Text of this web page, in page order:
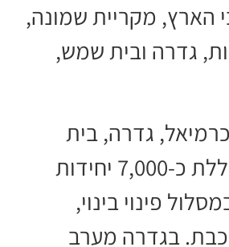
הארץ, מקריית שמונה,
גדרה ובית שמש,
גדרה, בית
שמש ובאר שבע. בכרמיאל אושרה תוכנית צוף כמון, הכוללת כ-7,000 יחידות
פינוי בינוי,
הרכבת. בגדרה מערב